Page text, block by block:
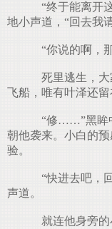
“终于能离开
地小声道，“回去我
“你说的啊，
死里逃生，大
飞船，唯有叶泽还留
“修……”黑眸
朝他袭来。小白的
验。
“快进去吧，
声道。
就连他身旁的